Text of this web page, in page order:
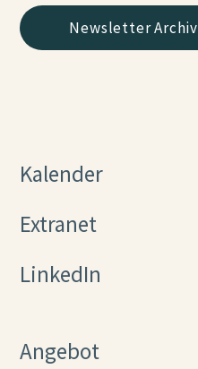
Newsletter Archiv
Kalender
Extranet
LinkedIn
Angebot